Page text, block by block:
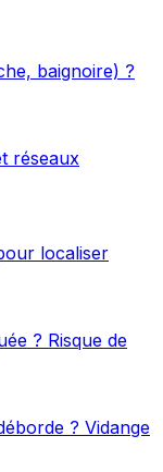
baignoire) ?
réseaux
localiser
? Risque de
? Vidange